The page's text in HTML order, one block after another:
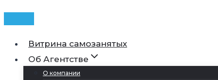
Витрина самозанятых
Об Агентстве
О компании